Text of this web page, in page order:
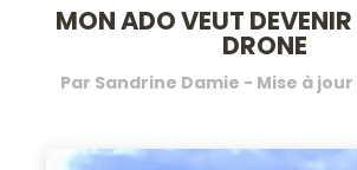
MON ADO VEUT DEVENIR
DRONE
Par Sandrine Damie - Mise à jour